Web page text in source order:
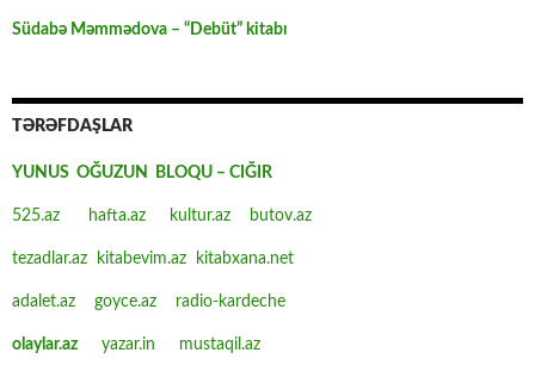
Südabə Məmmədova – “Debüt” kitabı
TƏRƏFDAŞLAR
YUNUS OĞUZUN BLOQU – CIĞIR
525.az hafta.az kultur.az butov.az
tezadlar.az kitabevim.az kitabxana.net
adalet.az goyce.az radio-kardeche
olaylar.az yazar.in mustaqil.az